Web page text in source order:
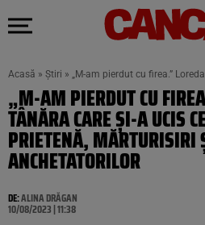
Acasă » Știri » „M-am pierdut cu firea.”
„M-AM PIERDUT CU
TÂNĂRA CARE ȘI-A UCIS
PRIETENĂ, MĂRTURISIRI
ANCHETATORILOR
DE:ALINA DRĂGAN
10/08/2023 | 11:38